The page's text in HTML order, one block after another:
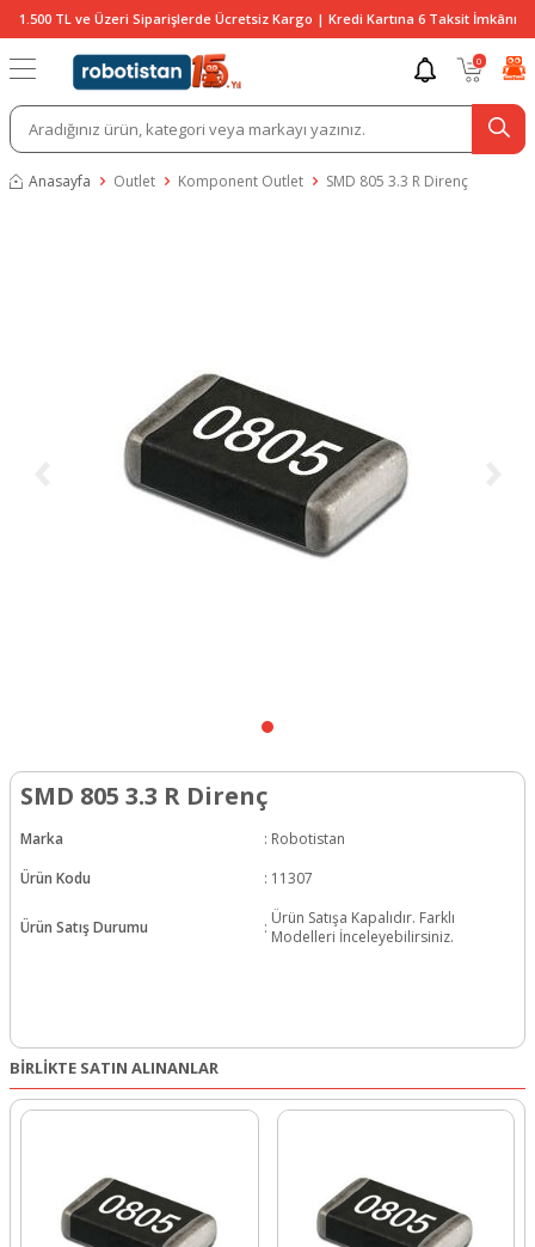
1.500 TL ve Üzeri Siparişlerde Ücretsiz Kargo | Kredi Kartına 6 Taksit İmkânı
0
Anasayfa Outlet Komponent Outlet SMD 805 3.3 R Direnç
SMD 805 3.3 R Direnç
Marka : Robotistan
Ürün Kodu
: 11307
Ürün Satış Durumu : Ürün Satışa Kapalıdır. Farklı
Modelleri İnceleyebilirsiniz.
BİRLİKTE SATIN ALINANLAR